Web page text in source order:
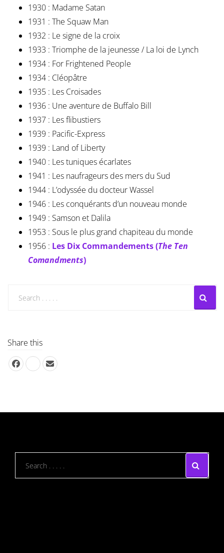
1930 : Madame Satan
1931 : The Squaw Man
1932 : Le signe de la croix
1933 : Triomphe de la jeunesse / La loi de Lynch
1934 : For Frightened People
1934 : Cléopâtre
1935 : Les Croisades
1936 : Une aventure de Buffalo Bill
1937 : Les flibustiers
1939 : Pacific-Express
1939 : Land of Liberty
1940 : Les tuniques écarlates
1941 : Les naufrageurs des mers du Sud
1944 : L’odyssée du docteur Wassel
1946 : Les conquérants d’un nouveau monde
1949 : Samson et Dalila
1953 : Sous le plus grand chapiteau du monde
1956 : Les Dix Commandements (The Ten
Comandments)
Share this